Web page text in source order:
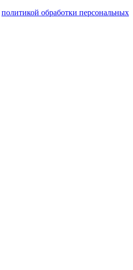
политикой обработки персональных